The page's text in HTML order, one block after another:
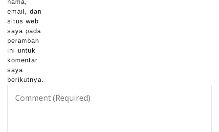
nama,
email, dan
situs web
saya pada
peramban
ini untuk
komentar
saya
berikutnya.